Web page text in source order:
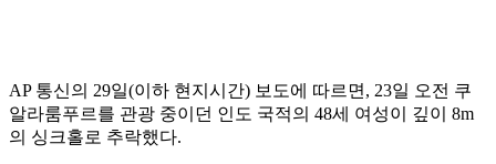
AP 통신의 29일(이하 현지시간) 보도에 따르면, 23일 오전 쿠
알라룸푸르를 관광 중이던 인도 국적의 48세 여성이 깊이 8m
의 싱크홀로 추락했다.